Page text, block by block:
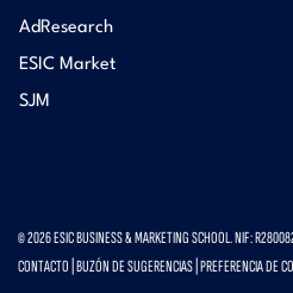
AdResearch
ESIC Market
SJM
© 2026 ESIC BUSINESS & MARKETING SCHOOL. NIF:
CONTACTO BUZÓN DE SUGERENCIAS PREFERENCIA DE